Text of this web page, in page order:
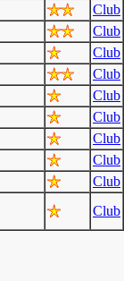
Club
Club
Club
Club
Club
Club
Club
Club
Club
Club